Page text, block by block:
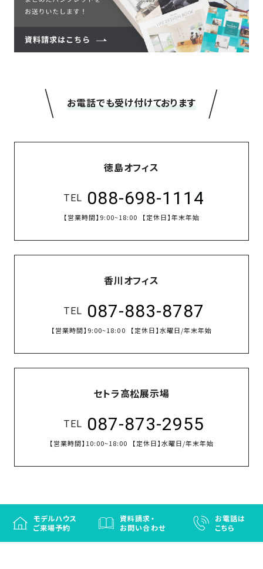
モデルハウス
ご来場予約
資料請求・
お問い合わせ
お電話は
こちら
＼お電話でも受け付けております／
徳島オフィス
TEL 088-698-1114
【営業時間】 9:00~18:00 【定休日】年末年始
香川オフィス
TEL 087-883-8787
【営業時間】 9:00~18:00 【定休日】水曜日/年末年始
セトラ高松展示場
TEL 087-873-2955
【営業時間】 10:00~18:00 【定休日】水曜日/年末年始